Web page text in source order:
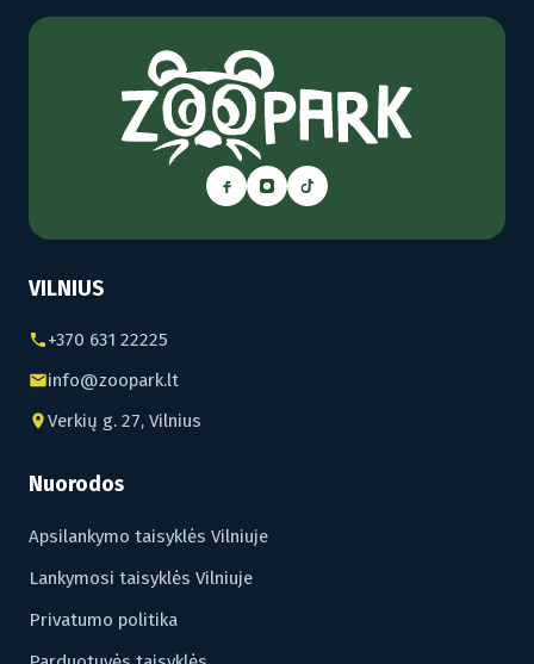
VILNIUS
+370 631 22225
info@zoopark.lt
Verkių g. 27, Vilnius
Nuorodos
Apsilankymo taisyklės Vilniuje
Lankymosi taisyklės Vilniuje
Privatumo politika